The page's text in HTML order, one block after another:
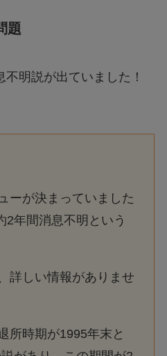
題
明説が出ていました！
ーが決まっていました
2年間消息不明という
詳しい情報がありませ
所時期が1995年末と